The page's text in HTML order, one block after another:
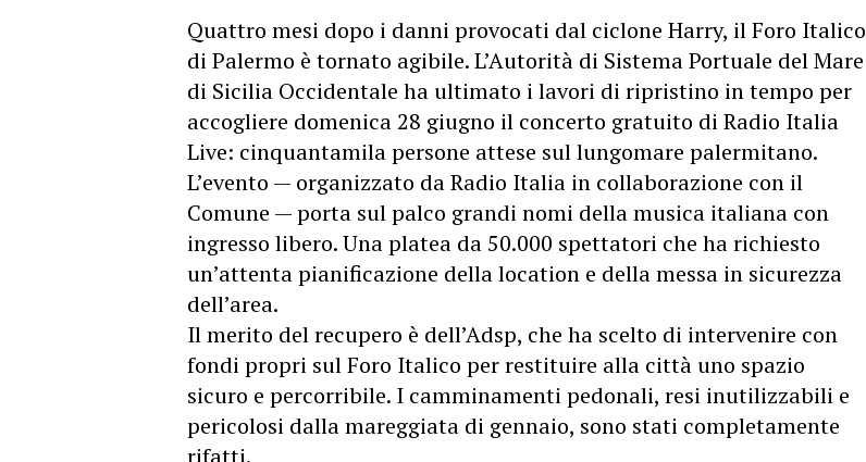
Quattro mesi dopo i danni provocati dal ciclone Harry, il Foro Italico
di Palermo è tornato agibile. L’Autorità di Sistema Portuale del Mare
di Sicilia Occidentale ha ultimato i lavori di ripristino in tempo per
accogliere domenica 28 giugno il concerto gratuito di Radio Italia
Live: cinquantamila persone attese sul lungomare palermitano.
L’evento — organizzato da Radio Italia in collaborazione con il
Comune — porta sul palco grandi nomi della musica italiana con
ingresso libero. Una platea da 50.000 spettatori che ha richiesto
un’attenta pianificazione della location e della messa in sicurezza
dell’area.
Il merito del recupero è dell’Adsp, che ha scelto di intervenire con
fondi propri sul Foro Italico per restituire alla città uno spazio
sicuro e percorribile. I camminamenti pedonali, resi inutilizzabili e
pericolosi dalla mareggiata di gennaio, sono stati completamente
rifatti.